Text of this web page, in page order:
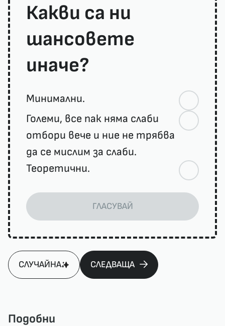
Какви са ни
шансовете
иначе?
Минимални.
Големи, все пак няма слаби
отбори вече и ние не трябва
да се мислим за слаби.
Теоретични.
ГЛАСУВАЙ
СЛУЧАЙНА СЛЕДВАЩА
Подобни